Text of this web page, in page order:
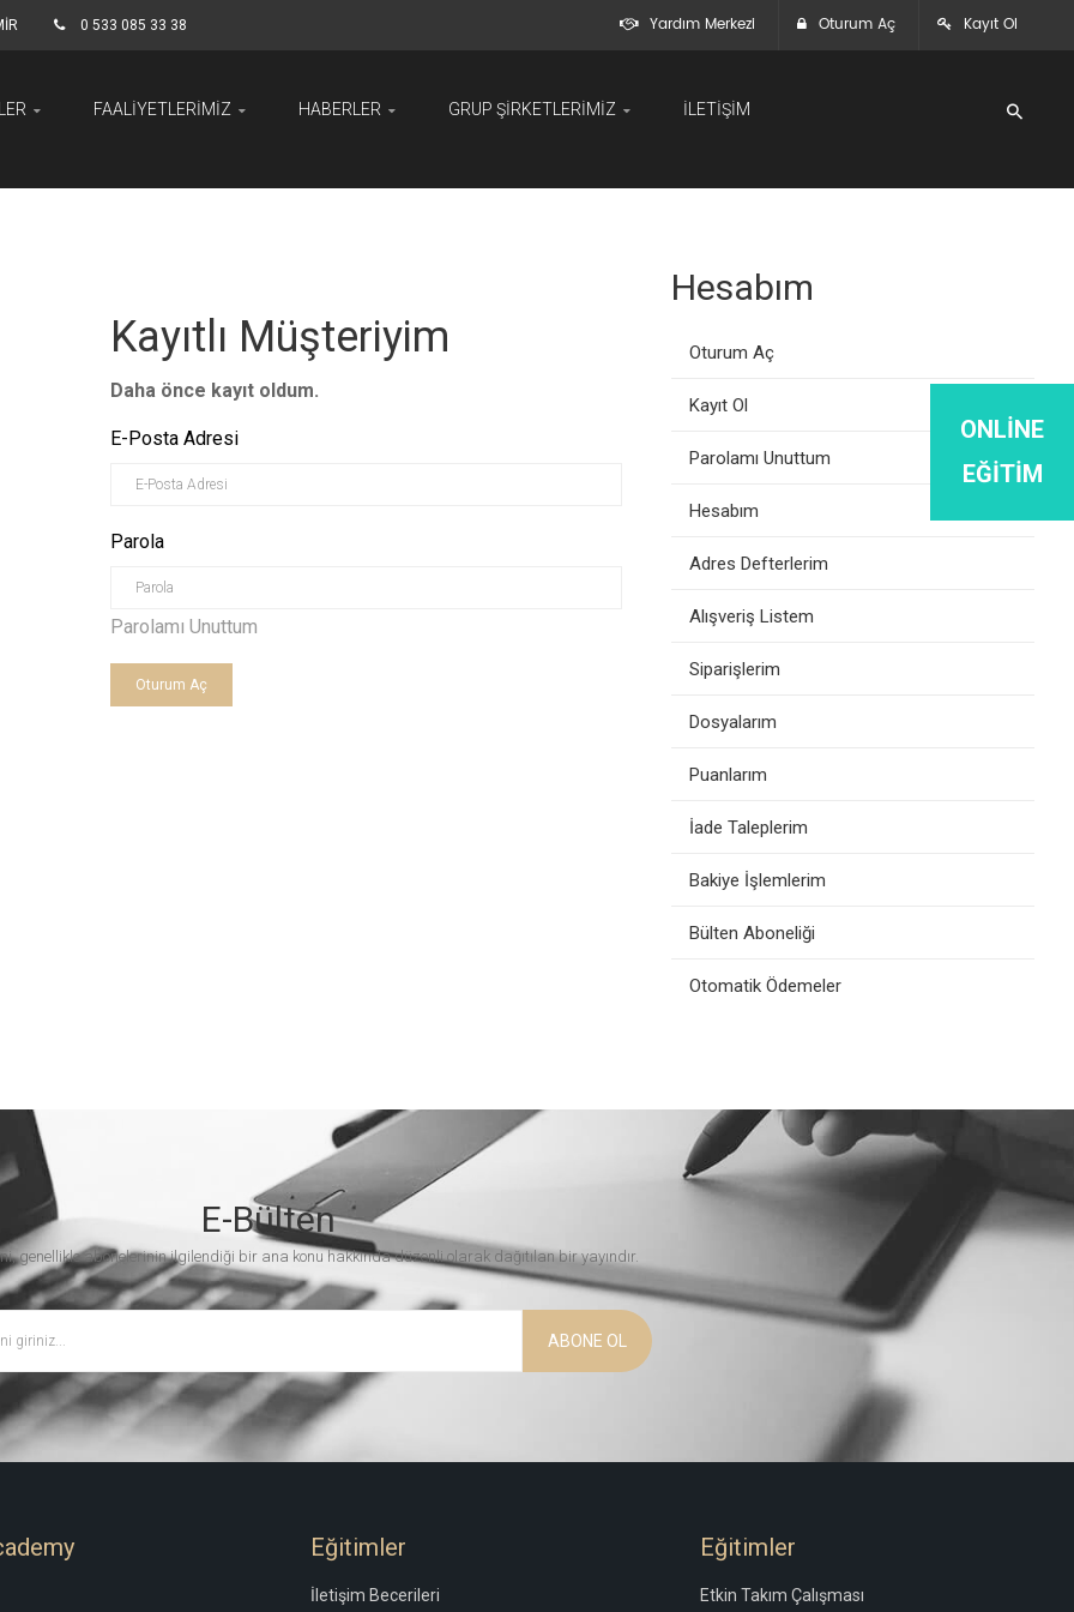
0 533 085 33 38 Yardım Merkezi Oturum Aç Kayıt Ol
ONLINE
EĞITIM
FAALIYETLERIMIZ HABERLER GRUP ŞIRKETLERIMIZ İLETIŞIM
Kayıtlı Müşteriyim
Daha önce kayıt oldum.
E-Posta Adresi
Parola
Parolamı Unuttum
Hesabım
Oturum Aç
Kayıt Ol
Parolamı Unuttum
Hesabım
Adres Defterlerim
Alışveriş Listem
Siparişlerim
Dosyalarım
Puanlarım
İade Taleplerim
Bakiye İşlemlerim
Bülten Aboneliği
Otomatik Ödemeler
E-Bülten
genellikle abonelerinin ilgilendiği bir ana konu hakkında düzenli olarak dağıtılan bir yayındır.
ABONE OL
Eğitimler
İletişim Becerileri
Eğitimler
Etkin Takım Çalışması